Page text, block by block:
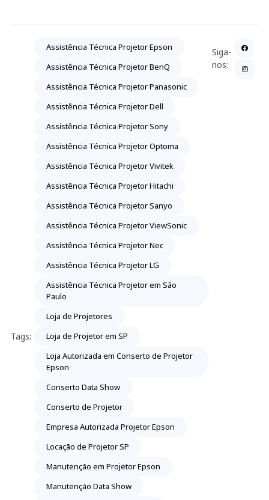
Tags:
Assistência Técnica Projetor Epson
Assistência Técnica Projetor BenQ
Assistência Técnica Projetor Panasonic
Assistência Técnica Projetor Dell
Assistência Técnica Projetor Sony
Assistência Técnica Projetor Optoma
Assistência Técnica Projetor Vivitek
Assistência Técnica Projetor Hitachi
Assistência Técnica Projetor Sanyo
Assistência Técnica Projetor ViewSonic
Assistência Técnica Projetor Nec
Assistência Técnica Projetor LG
Assistência Técnica Projetor em São
Paulo
Loja de Projetores
Loja de Projetor em SP
Loja Autorizada em Conserto de Projetor
Epson
Conserto Data Show
Conserto de Projetor
Empresa Autorizada Projetor Epson
Locação de Projetor SP
Manutenção em Projetor Epson
Manutenção Data Show
Siga-
nos: